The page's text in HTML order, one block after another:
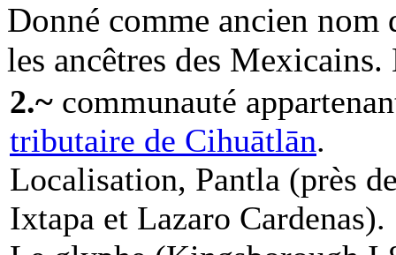
Donné comme ancien nom
les ancêtres des
2.~ communauté
tributaire de Cihuātlān.
Localisation, Pantla (près
Ixtapa et Lazaro Cardenas).